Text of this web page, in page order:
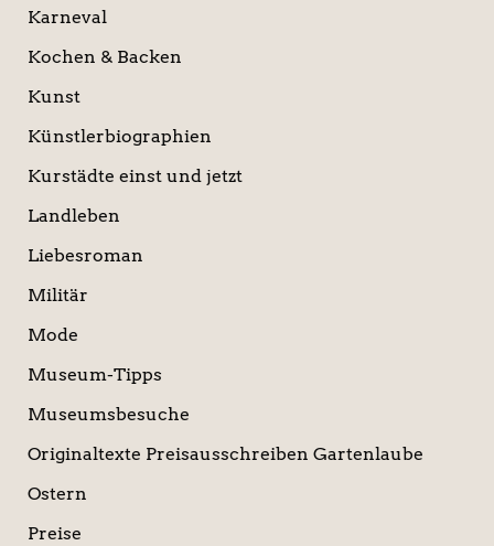
Karneval
Kochen & Backen
Kunst
Künstlerbiographien
Kurstädte einst und jetzt
Landleben
Liebesroman
Militär
Mode
Museum-Tipps
Museumsbesuche
Originaltexte Preisausschreiben Gartenlaube
Ostern
Preise